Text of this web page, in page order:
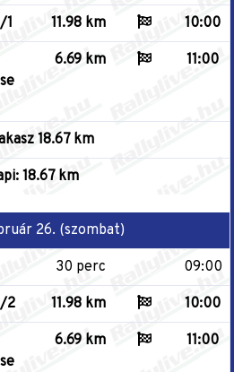
1 11.98 km 10:00
6.69 km 11:00
18.67 km
18.67 km
26. (szombat)
30 perc 09:00
/2 11.98 km 10:00
6.69 km 11:00